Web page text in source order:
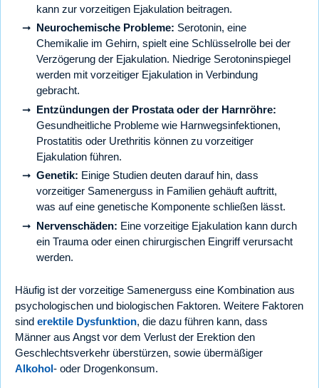
kann zur vorzeitigen Ejakulation beitragen.
Neurochemische Probleme: Serotonin, eine
Chemikalie im Gehirn, spielt eine Schlüsselrolle bei der
Verzögerung der Ejakulation. Niedrige Serotoninspiegel
werden mit vorzeitiger Ejakulation in Verbindung
gebracht.
Entzündungen der Prostata oder der Harnröhre:
Gesundheitliche Probleme wie Harnwegsinfektionen,
Prostatitis oder Urethritis können zu vorzeitiger
Ejakulation führen.
Genetik: Einige Studien deuten darauf hin, dass
vorzeitiger Samenerguss in Familien gehäuft auftritt,
was auf eine genetische Komponente schließen lässt.
Nervenschäden: Eine vorzeitige Ejakulation kann durch
ein Trauma oder einen chirurgischen Eingriff verursacht
werden.
Häufig ist der vorzeitige Samenerguss eine Kombination aus
psychologischen und biologischen Faktoren. Weitere Faktoren
sind erektile Dysfunktion, die dazu führen kann, dass
Männer aus Angst vor dem Verlust der Erektion den
Geschlechtsverkehr überstürzen, sowie übermäßiger
Alkohol- oder Drogenkonsum.